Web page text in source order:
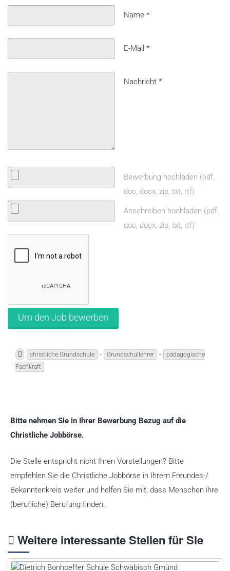
Name *
E-Mail *
Nachricht *
Bewerbung hochladen (pdf,
doc, docx, zip, txt, rtf)
Anschreiben hochladen (pdf,
doc, docx, zip, txt, rtf)
christliche Grundschule - Grundschullehrer -
pädagogische
Fachkraft
Bitte nehmen Sie in Ihrer Bewerbung Bezug auf die
Christliche Jobbörse.
Die Stelle entspricht nicht Ihren Vorstellungen? Bitte
empfehlen Sie die Christliche Jobbörse in Ihrem Freundes-/
Bekanntenkreis weiter und helfen Sie mit, dass Menschen ihre
(berufliche) Berufung finden.
Weitere interessante Stellen für Sie